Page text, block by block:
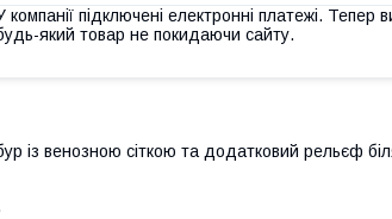
компанії підключені електронні платежі. Тепер
який товар не покидаючи сайту.
із венозною сіткою та додатковий рельєф